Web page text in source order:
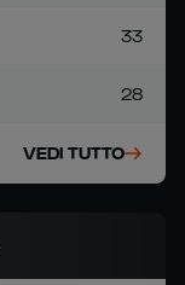
33
28
VEDI TUTTO